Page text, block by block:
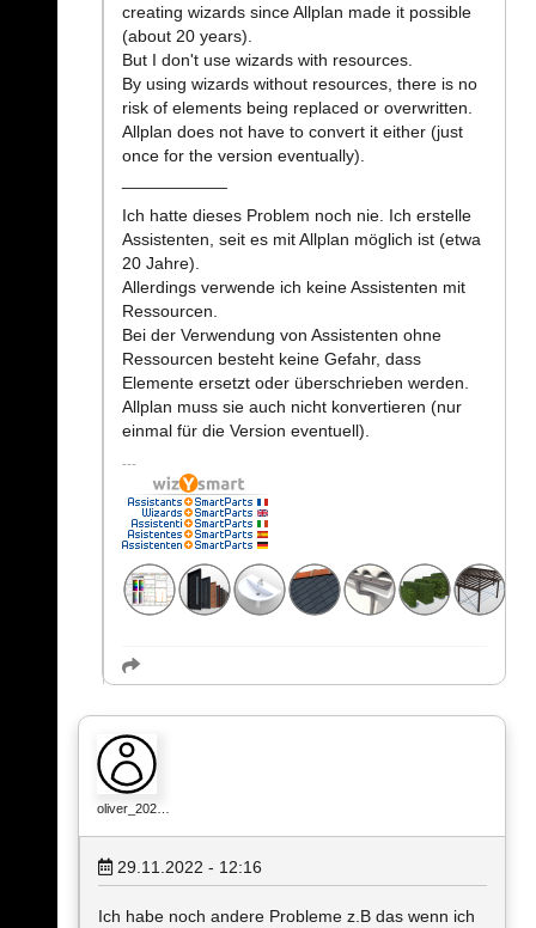
creating wizards since Allplan made it possible
(about 20 years).
But I don't use wizards with resources.
By using wizards without resources, there is no
risk of elements being replaced or overwritten.
Allplan does not have to convert it either (just
once for the version eventually).
Ich hatte dieses Problem noch nie. Ich erstelle
Assistenten, seit es mit Allplan möglich ist (etwa
20 Jahre).
Allerdings verwende ich keine Assistenten mit
Ressourcen.
Bei der Verwendung von Assistenten ohne
Ressourcen besteht keine Gefahr, dass
Elemente ersetzt oder überschrieben werden.
Allplan muss sie auch nicht konvertieren (nur
einmal für die Version eventuell).
oliver_202…
29.11.2022 - 12:16
Ich habe noch andere Probleme z.B das wenn ich